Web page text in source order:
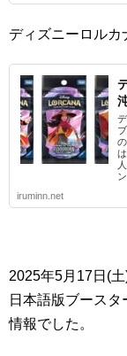
ディズニーロル
iruminn.net
2025年5月17日(
日本語版ブース
情報でした。